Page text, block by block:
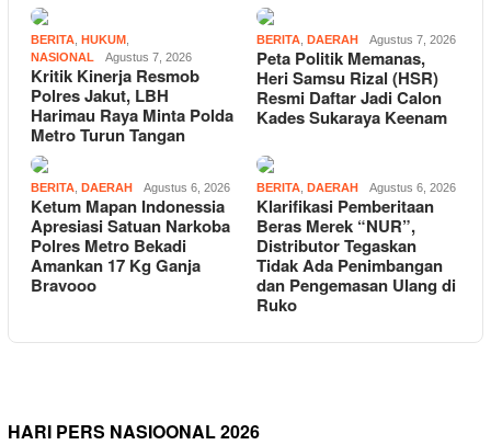
BERITA HUKUM
NASIONAL
Agustus 7, 2026
Kritik Kinerja Resmob
Polres Jakut, LBH
Harimau Raya Minta Polda
Metro Turun Tangan
BERITA DAERAH Agustus 7, 2026
Peta Politik Memanas,
Heri Samsu Rizal (HSR)
Resmi Daftar Jadi Calon
Kades Sukaraya Keenam
BERITA DAERAH Agustus 6, 2026
Ketum Mapan Indonessia
Apresiasi Satuan Narkoba
Polres Metro Bekadi
Amankan 17 Kg Ganja
Bravooo
BERITA DAERAH Agustus 6, 2026
Klarifikasi Pemberitaan
Beras Merek “NUR”,
Distributor Tegaskan
Tidak Ada Penimbangan
dan Pengemasan Ulang di
Ruko
HARI PERS NASIOONAL 2026